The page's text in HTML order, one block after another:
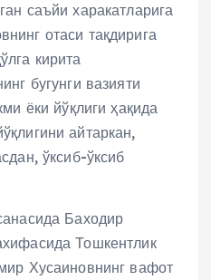
саъйи харакатларига
отаси тақдирига
кирита
бугунги вазияти
ёки йўқлиги ҳақида
айтаркан,
ўксиб-ўксиб
Баходир
Тошкентлик
Хусаиновнинг вафот